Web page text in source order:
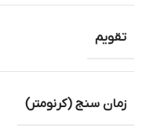
تقویم
زمان سنج (کرنومتر)